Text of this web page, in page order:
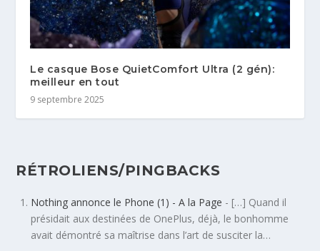
Le casque Bose QuietComfort Ultra (2 gén):
meilleur en tout
9 septembre 2025
RÉTROLIENS/PINGBACKS
Nothing annonce le Phone (1) - A la Page - […] Quand il
présidait aux destinées de OnePlus, déjà, le bonhomme
avait démontré sa maîtrise dans l’art de susciter la…